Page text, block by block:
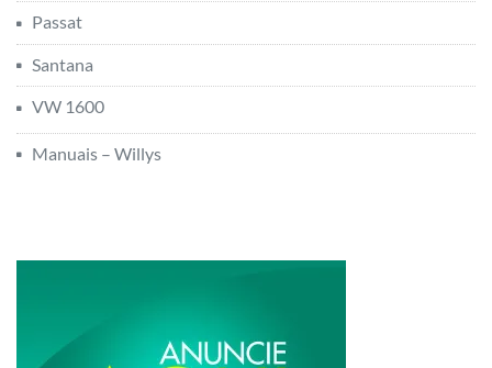
Passat
Santana
VW 1600
Manuais – Willys